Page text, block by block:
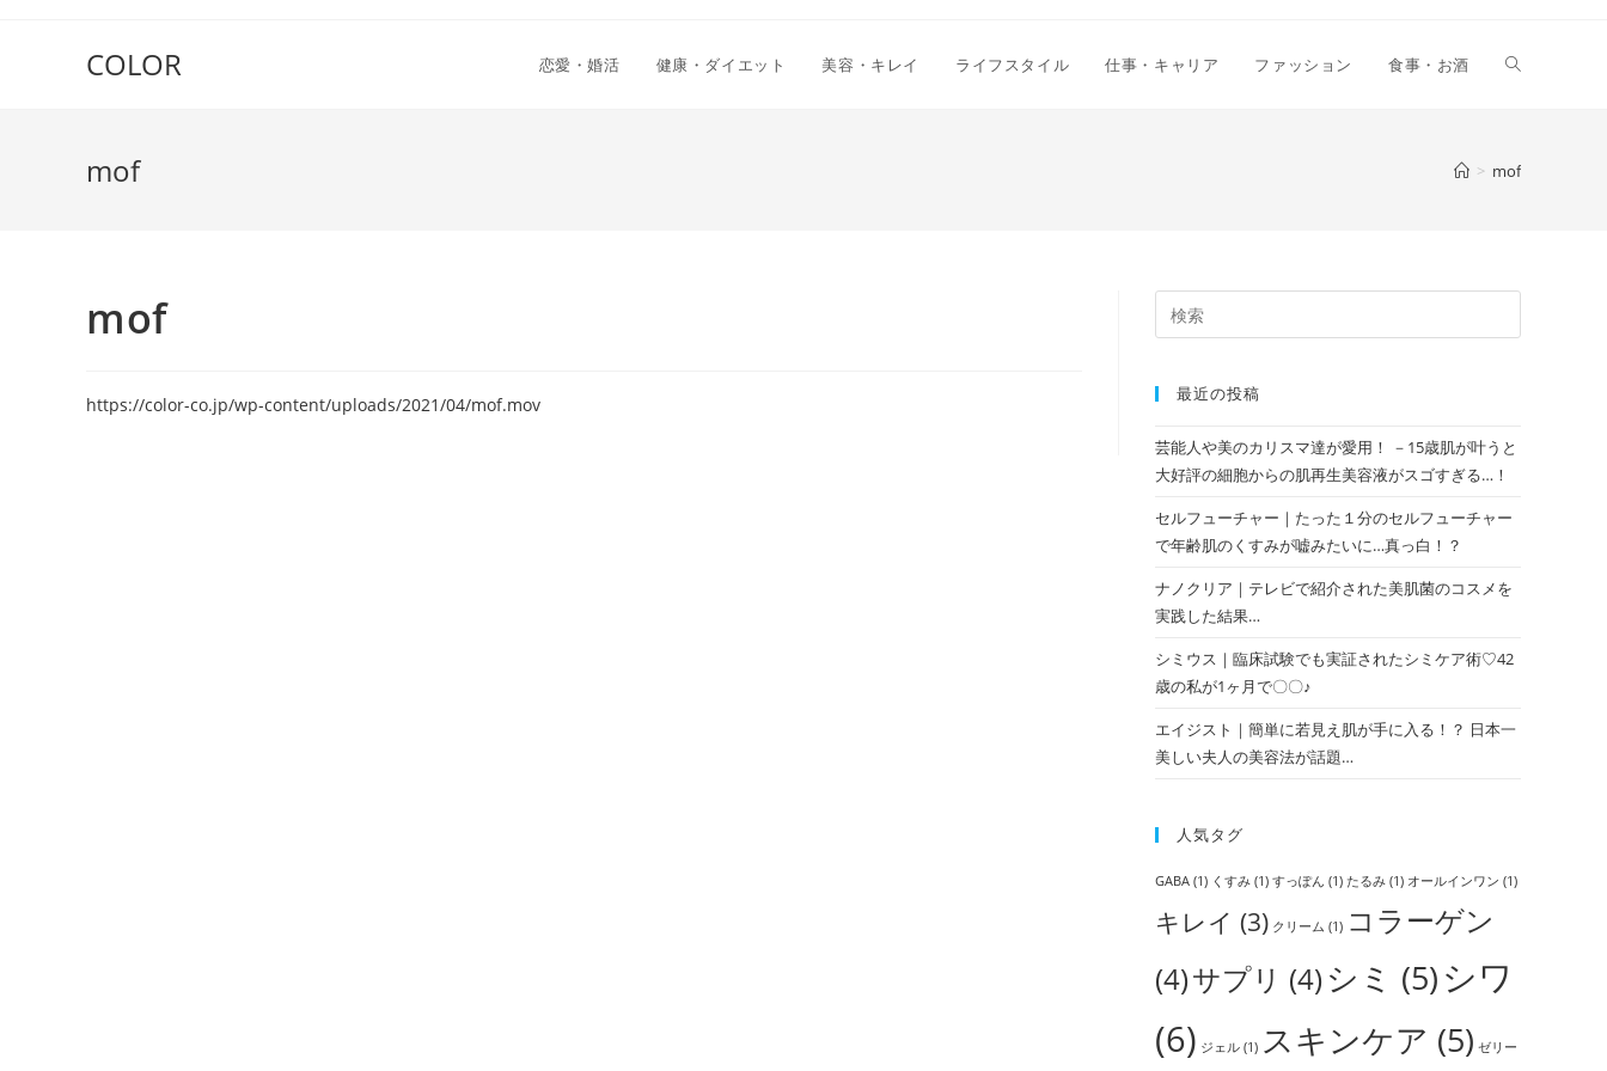
COLOR 恋愛・婚活 健康・ダイエット 美容・キレイ ライフスタイル 仕事・キャリア ファッション 食事・お酒
mof > mof
mof
https://color-co.jp/wp-content/uploads/2021/04/mof.mov 最近の投稿
芸能人や美のカリスマ達が愛用！ －15歳肌が叶うと
大好評の細胞からの肌再生美容液がスゴすぎる…！
セルフューチャー｜たった１分のセルフューチャー
で年齢肌のくすみが嘘みたいに…真っ白！？
ナノクリア｜テレビで紹介された美肌菌のコスメを
実践した結果…
シミウス｜臨床試験でも実証されたシミケア術♡42
歳の私が1ヶ月で〇〇♪
エイジスト｜簡単に若見え肌が手に入る！？ 日本一
美しい夫人の美容法が話題…
人気タグ
GABA (1) くすみ (1) すっぽん (1) たるみ (1) オールインワン (1)
キレイ (3) クリーム (1) コラーゲン
(4)サプリ (4)シミ (5)シワ
(6) ジェル (1) スキンケア (5) ゼリー